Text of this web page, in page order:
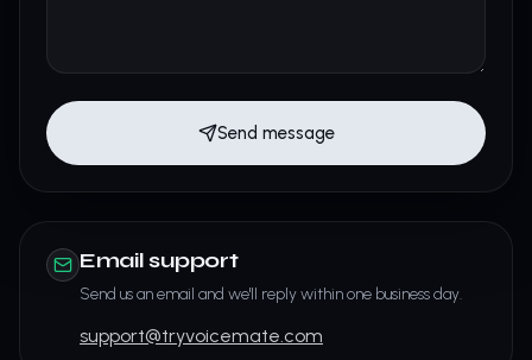
Send message
Email support
Send us an email and we'll reply within one business day.
support@tryvoicemate.com